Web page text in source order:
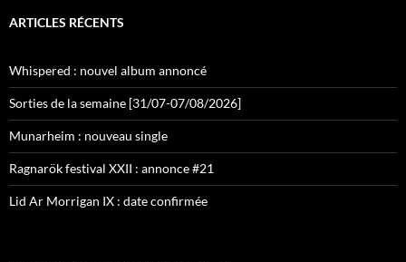
ARTICLES RÉCENTS
Whispered : nouvel album annoncé
Sorties de la semaine [31/07-07/08/2026]
Munarheim : nouveau single
Ragnarök festival XXII : annonce #21
Lid Ar Morrigan IX : date confirmée